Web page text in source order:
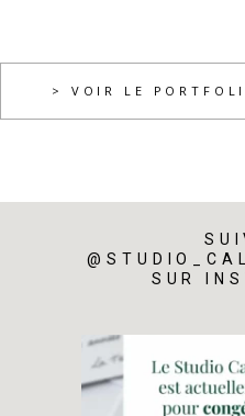
> VOIR LE
SUR